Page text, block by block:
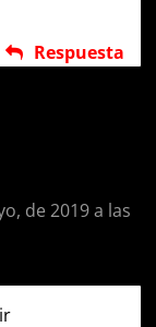
Respuesta
de 2019 a las